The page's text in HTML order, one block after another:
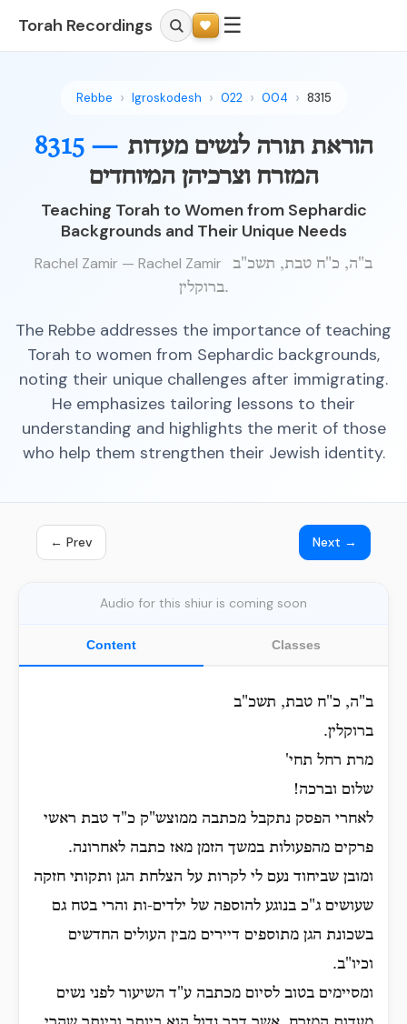
Torah Recordings ☰
Rebbe Igroskodesh 022 004 8315
8315 — הוראת תורה לנשים מעדות
המזרח וצרכיהן המיוחדים
Teaching Torah to Women from Sephardic
Backgrounds and Their Unique Needs
Rachel Zamir — Rachel Zamir
ב"ה, כ"ח טבת, תשכ"ב
ברוקלין.
The Rebbe addresses the importance of teaching
Torah to women from Sephardic backgrounds,
noting their unique challenges after immigrating.
He emphasizes tailoring lessons to their
understanding and highlights the merit of those
who help them strengthen their Jewish identity.
← Prev Next →
Audio for this shiur is coming soon
Content Classes
ב"ה, כ"ח טבת, תשכ"ב
ברוקלין.
מרת רחל תחי'
שלום וברכה!
לאחרי הפסק נתקבל מכתבה ממוצש"ק כ"ד טבת ראשי
פרקים מהפעולות במשך הזמן מאז כתבה לאחרונה.
ומובן שביחוד נעם לי לקרות על הצלחת הגן ותקותי חזקה
שעושים ג"כ בנוגע להוספה של ילדים-ות והרי בטח גם
בשכונת הגן מתוספים דיירים מבין העולים החדשים
וכיו"ב.
ומסיימים בטוב לסיום מכתבה ע"ד השיעור לפני נשים